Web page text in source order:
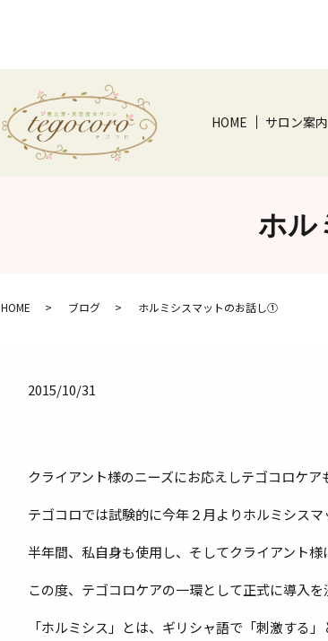
HOME サロン案内
ホル
HOME ブログ ホルミシスマットのお話し①
2015/10/31
クライアント様のニーズにお応えしテゴコロケア
テゴコロでは試験的に今年２月よりホルミシスマ
半年間、私自身も使用し、そしてクライアント
この度、テゴコロケアの一環として正式に導入を
「ホルミシス」とは、ギリシャ語で「刺激する」